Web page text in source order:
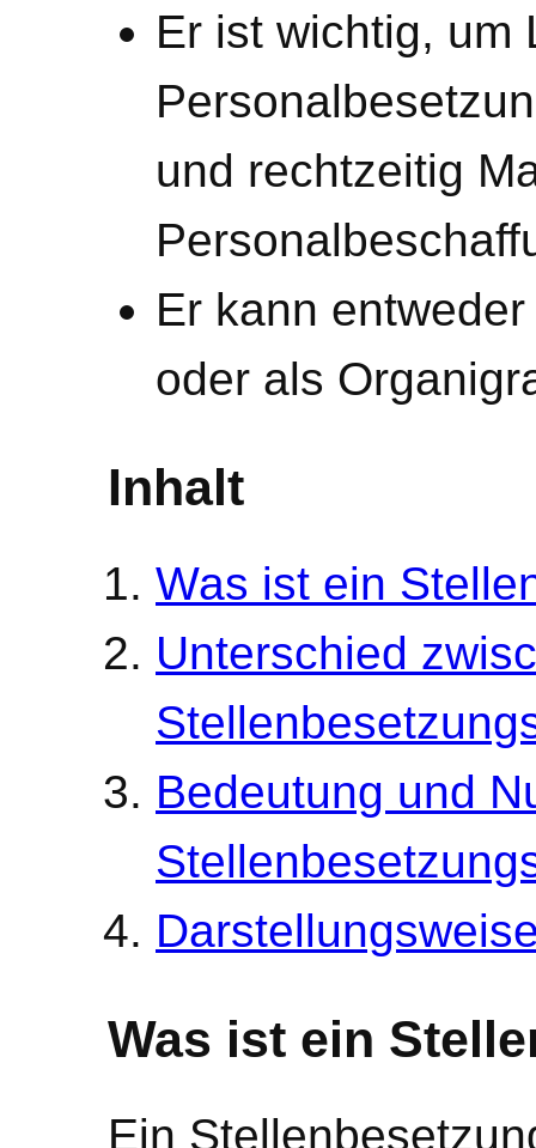
Er ist wichtig, um
und rechtzeitig
Er kann
oder als
Inhalt
Was ist ein
Unterschied
Bedeutung und
Was ist ein
Ein